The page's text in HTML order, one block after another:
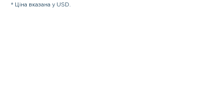
* Ціна вказана у USD.